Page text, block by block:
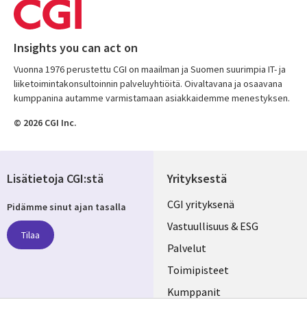
Insights you can act on
Vuonna 1976 perustettu CGI on maailman ja Suomen suurimpia IT- ja
liiketoimintakonsultoinnin palveluyhtiöitä. Oivaltavana ja osaavana
kumppanina autamme varmistamaan asiakkaidemme menestyksen.
© 2026 CGI Inc.
Yrityksestä
Useful
links
FINLAND
CGI yrityksenä
Vastuullisuus & ESG
Palvelut
Toimipisteet
Kumppanit
Lisätietoja CGI:stä
Pidämme sinut ajan tasalla
Tilaa